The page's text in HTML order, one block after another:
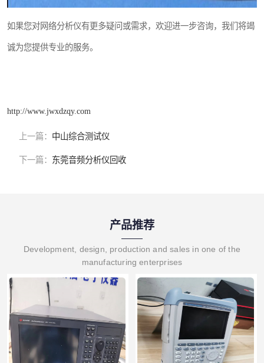
如果您对网络分析仪有更多疑问或需求，欢迎进一步咨询，我们将竭
诚为您提供专业的服务。
http://www.jwxdzqy.com
上一篇： 中山综合测试仪
下一篇： 东莞音频分析仪回收
产品推荐
Development, design, production and sales in one of the
manufacturing enterprises